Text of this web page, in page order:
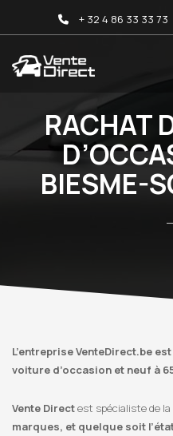
+ 32 4 86 33 33 73
RACHAT
BIESME-
L’entreprise VenteDirect.be
voiture d’occasion et neuf à
Vente Directest spécialiste de la
marques, et quelque soit